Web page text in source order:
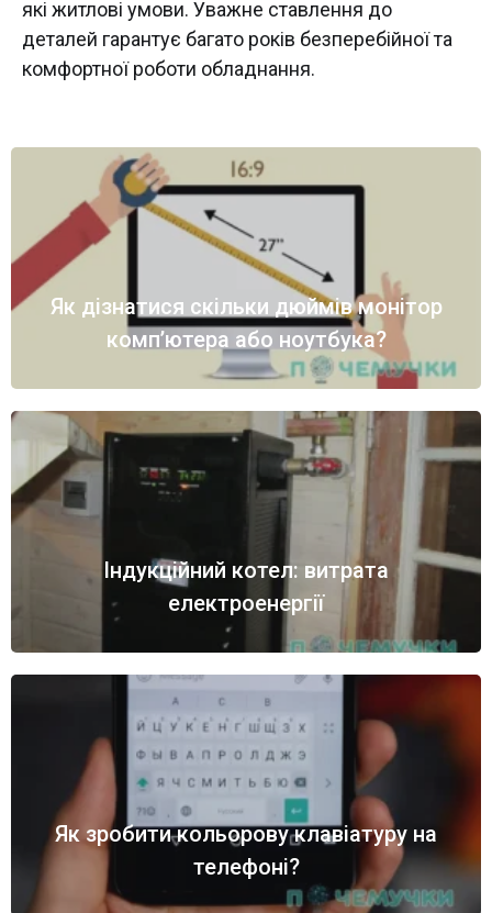
які житлові умови. Уважне ставлення до
деталей гарантує багато років безперебійної та
комфортної роботи обладнання.
Як дізнатися скільки дюймів монітор
комп’ютера або ноутбука?
Індукційний котел: витрата
електроенергії
Як зробити кольорову клавіатуру на
телефоні?